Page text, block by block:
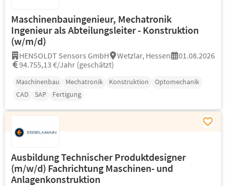
Maschinenbauingenieur, Mechatronik
Ingenieur als Abteilungsleiter - Konstruktion
(w/m/d)
HENSOLDT Sensors GmbH Wetzlar, Hessen
01.08.2026
94.755,13 €/Jahr (geschätzt)
Maschinenbau Mechatronik Konstruktion
Optomechanik
CAD
SAP Fertigung
Ausbildung Technischer Produktdesigner
(m/w/d) Fachrichtung Maschinen- und
Anlagenkonstruktion